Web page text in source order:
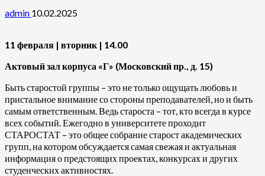
admin 10.02.2025
11 февраля | вторник | 14.00
Актовый зал корпуса «Г» (Московский пр., д. 15)
Быть старостой группы – это не только ощущать любовь и
пристальное внимание со стороны преподавателей, но и быть
самым ответственным. Ведь староста – тот, кто всегда в курсе
всех событий. Ежегодно в университете проходит
СТАРОСТАТ – это общее собрание старост академических
групп, на котором обсуждается самая свежая и актуальная
информация о предстоящих проектах, конкурсах и других
студенческих активностях.